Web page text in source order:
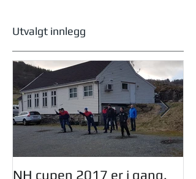
Utvalgt innlegg
NH cupen 2017 er i gang.